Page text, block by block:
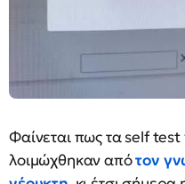
Φαίνεται πως τα self test
λοιμώχθηκαν απότον